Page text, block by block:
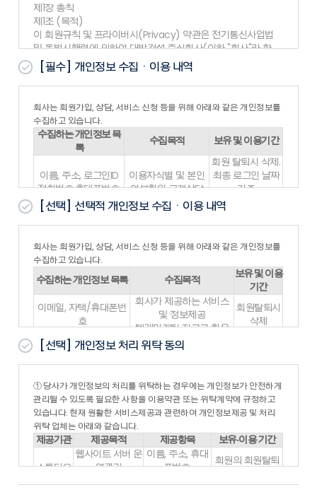
제1장 총칙
제1조 (목적)
이 회원규칙 및 프라이버시(Privacy) 약관은 전기통신사업법
및 동법시행령에 의하여 대방건설 주식회사(이하 "회사"라 한
다)가 제공하는 www.dbcons.co.kr 서비스(이하 "서비스
"라 한다)의 이용 조건, 절차, 회사와 회원의 권리, 의무 등 기타
필요한 사항을 약관함을 목적으로 합니다.
제2조 (약관의 게시와 개정)
1. 회사가 본 약관의 내용을 회원이 쉽게 알 수 있도록 서비스 초
기 화면에 게시하거나 기타의 방법으로 회원에게 공지함으로써
본 약관은 효력을 발생합니다.
2. 회사는 『약관의규제에관한법률』, 『정보통신망이용촉진및
정보보호등에관한법률(이하 “정보통신망법”)』 등 관련법을 위
배하지 않는 범위에서 본 약관을 개정할 수 있으며, 변경된 약관
은 제1항과
같은 방법으로 공지함으로 써 효력을 발생합니다.
제3조 (약관 외 준칙)
법 및 기타 관련법령의 약관에 의합니다.
제4조 (용어의 정의)
1. 본 약관에서 사용하는 용어의 정의는 다음과 같습니다.
- “회원”이라 함은 회사의 “서비스”에 접속하여 이 약관에 따라
“회사”와 이용계약을 체결하고 “회사”가 제공하는 “서비스”를 이
용하는 고객을 말합니다.
- “아이디(ID)”라 함은 “회원”의 식별과 “서비스” 이용을 위하여
“회원”이 정하고 “회사”가 승인하는 문자와 숫자의 조합을 의미
“회원”임을 확인하고 비밀보호를 위해 “회원” 자신이 정한 문자
또는 숫자의 조합을 의미합니다.
- “서비스”라 함은 구현되는 단말기(PC, TV, 휴대형단말기 등의
각종 유무선 장치를 포함)와 상관없이 “회원”이 이용할 수 있는
홈페이지 내 제반 서비스를 의미합니다.
- “운영자”란 서비스의 전반적인 관리와 원활한 운영을 위하여
회사에서 선정한 사람을 말합니다.
[필수] 개인정보 수집ㆍ이용 내역
회사는 회원가입, 상담, 서비스 신청 등을 위해 아래와 같은 개인정보를
수집하고 있습니다.
수집하는 개인정보 목
록
수집목적 보유 및 이용기간
이름, 주소, 로그인ID
전화번호,휴대폰번호,
이메일
이용자식별 및 본인
여부확인 고객상담
및 광고
회원 탈퇴시 삭제.
최종 로그인 날짜
기준
1년간 미로그인시
거부 시 대방건설(주)의 서비스가 제한되며, 동의를 해주셔야 서비스를
이용하실수 있습니다.
[선택] 선택적 개인정보 수집ㆍ이용 내역
회사는 회원가입, 상담, 서비스 신청 등을 위해 아래와 같은 개인정보를
수집하고 있습니다.
수집하는 개인정보 목록 수집목적
보유 및 이용
기간
이메일, 자택/휴대폰번
호
회사가 제공하는 서비스
및 정보제공
텔레마케팅 자료로 활용
회원탈퇴시
삭제
이름, ID, 주소, 이메일,
휴대폰번호
고객상담, 고객민원 접수/
능합니다.
※ 보존근거: 전자상거래 등에서의 소비자 보호에 관한 법률 시행령 제
6조4
[선택] 개인정보 처리 위탁 동의
① 당사가 개인정보의 처리를 위탁하는 경우에는 개인정보가 안전하게
관리될 수 있도록 필요한 사항을 이용약관 또는 위탁계약에 규정하고
있습니다. 현재 원활한 서비스제공과 관련하여 개인정보제공 및 처리
위탁 업체는 아래와 같습니다.
제공기관 제공목적 제공항목
보유·이용 기간
스튜디오
픽스
웹사이트 서버 운
영관리
(데이터저장, 보
이름, 주소, 휴대
폰번호,
로그인ID, 비밀번
회원의 회원탈퇴
위탁계약 종료시